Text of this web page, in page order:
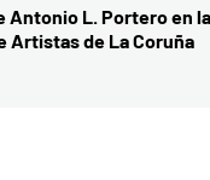
Antonio L. Portero en la
Artistas de La Coruña